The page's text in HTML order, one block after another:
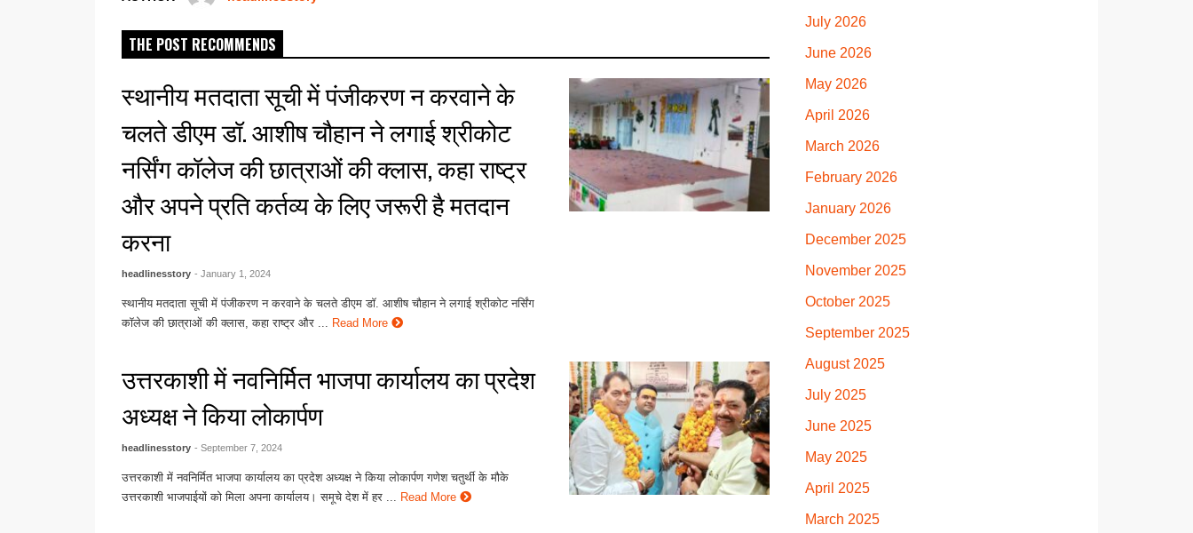
THE POST RECOMMENDS
स्थानीय मतदाता सूची में पंजीकरण न करवाने के
चलते डीएम डॉ. आशीष चौहान ने लगाई श्रीकोट
नर्सिंग कॉलेज की छात्राओं की क्लास, कहा राष्ट्र
और अपने प्रति कर्तव्य के लिए जरूरी है मतदान
करना
headlinesstory - January 1, 2024
स्थानीय मतदाता सूची में पंजीकरण न करवाने के चलते डीएम डॉ. आशीष चौहान ने लगाई श्रीकोट नर्सिंग
कॉलेज की छात्राओं की क्लास, कहा राष्ट्र और ... Read More
उत्तरकाशी में नवनिर्मित भाजपा कार्यालय का प्रदेश
अध्यक्ष ने किया लोकार्पण
headlinesstory - September 7, 2024
उत्तरकाशी में नवनिर्मित भाजपा कार्यालय का प्रदेश अध्यक्ष ने किया लोकार्पण गणेश चतुर्थी के मौके
उत्तरकाशी भाजपाईयों को मिला अपना कार्यालय। समूचे देश में हर ... Read More
July 2026
June 2026
May 2026
April 2026
March 2026
February 2026
January 2026
December 2025
November 2025
October 2025
September 2025
August 2025
July 2025
June 2025
May 2025
April 2025
March 2025